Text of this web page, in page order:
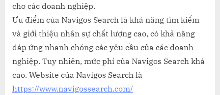
cho các doanh nghiệp.
Ưu điểm của Navigos Search là khả năng tìm kiếm
và giới thiệu nhân sự chất lượng cao, có khả năng
đáp ứng nhanh chóng các yêu cầu của các doanh
nghiệp. Tuy nhiên, mức phí của Navigos Search khá
cao. Website của Navigos Search là
https://www.navigossearch.com/